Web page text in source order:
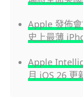
Apple 發佈
史上最薄
Apple
月 iOS 26 更